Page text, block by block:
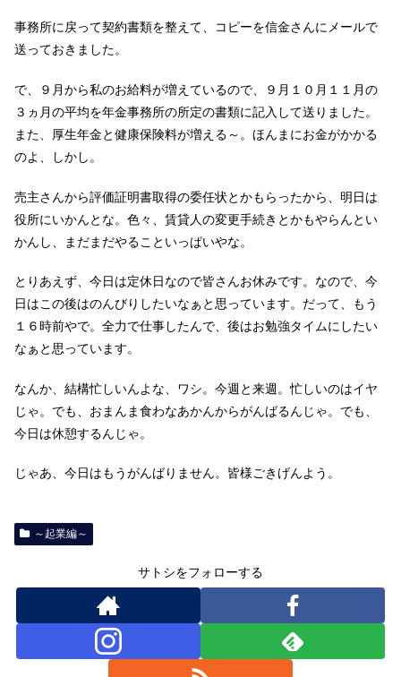
事務所に戻って契約書類を整えて、コピーを信金さんにメールで
送っておきました。
で、９月から私のお給料が増えているので、９月１０月１１月の
３ヵ月の平均を年金事務所の所定の書類に記入して送りました。
また、厚生年金と健康保険料が増える～。ほんまにお金がかかる
のよ、しかし。
売主さんから評価証明書取得の委任状とかもらったから、明日は
役所にいかんとな。色々、賃貸人の変更手続きとかもやらんとい
かんし、まだまだやることいっぱいやな。
とりあえず、今日は定休日なので皆さんお休みです。なので、今
日はこの後はのんびりしたいなぁと思っています。だって、もう
１６時前やで。全力で仕事したんで、後はお勉強タイムにしたい
なぁと思っています。
なんか、結構忙しいんよな、ワシ。今週と来週。忙しいのはイヤ
じゃ。でも、おまんま食わなあかんからがんばるんじゃ。でも、
今日は休憩するんじゃ。
じゃあ、今日はもうがんばりません。皆様ごきげんよう。
～起業編～
サトシをフォローする